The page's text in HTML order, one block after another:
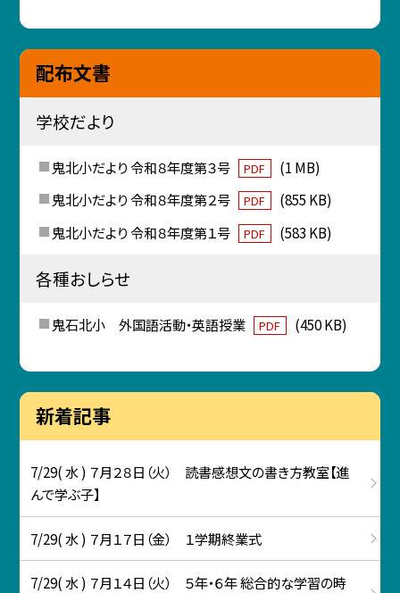
配布文書
学校だより
鬼北小だより 令和８年度第３号 PDF
(1 MB)
鬼北小だより 令和８年度第２号
PDF
(855 KB)
鬼北小だより 令和８年度第１号
PDF (583 KB)
各種おしらせ
鬼石北小 外国語活動・英語授業 PDF (450 KB)
新着記事
7/29( 水 ) ７月２８日（火） 読書感想文の書き方教室【進
んで学ぶ子】
7/29( 水 ) ７月１７日（金） １学期終業式
7/29( 水 ) ７月１４日（火） ５年・６年 総合的な学習の時